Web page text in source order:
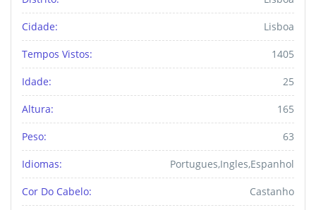
Cidade: Lisboa
Tempos Vistos: 1405
Idade: 25
Altura: 165
Peso: 63
Idiomas: Portugues,ingles,espanhol
Cor Do Cabelo: Castanho